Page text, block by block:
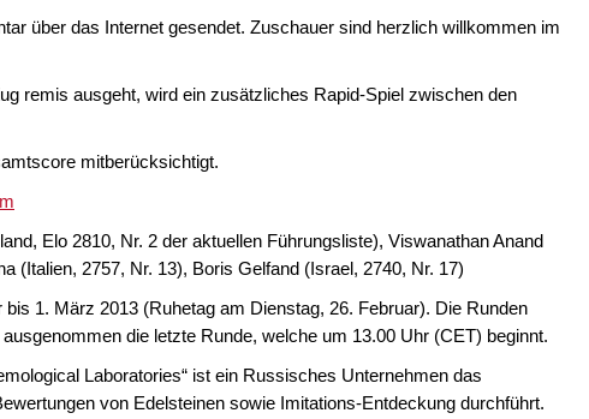
über das Internet gesendet. Zuschauer sind herzlich willkommen im
remis ausgeht, wird ein zusätzliches Rapid-Spiel zwischen den
mitberücksichtigt.
Elo 2810, Nr. 2 der aktuellen Führungsliste), Viswanathan Anand
(Italien, 2757, Nr. 13), Boris Gelfand (Israel, 2740, Nr. 17)
1. März 2013 (Ruhetag am Dienstag, 26. Februar). Die Runden
die letzte Runde, welche um 13.00 Uhr (CET) beginnt.
Laboratories“ ist ein Russisches Unternehmen das
von Edelsteinen sowie Imitations-Entdeckung durchführt.